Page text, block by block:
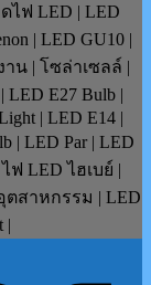
ไฟ LED | LED
| LED GU10 |
าน | โซล่าเซลล์ |
LED E27 Bulb |
| LED E14 |
| LED Par | LED
ฟ LED ไฮเบย์ |
ตสาหกรรม | LED
|